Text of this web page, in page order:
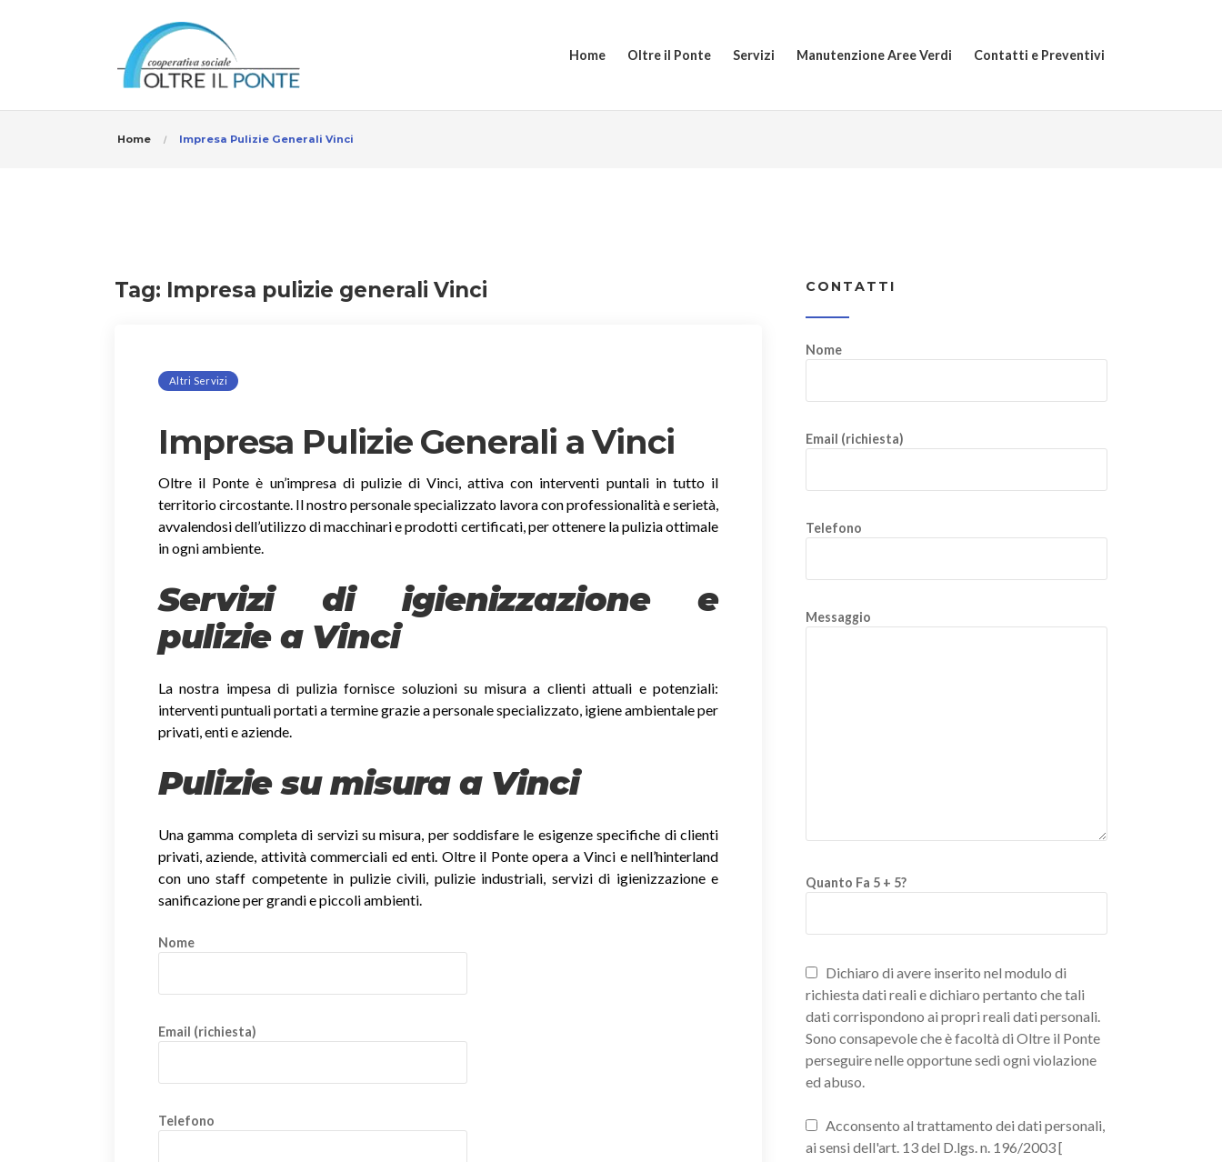
Home Oltre il Ponte Servizi Manutenzione Aree Verdi Contatti e Preventivi
Home Impresa Pulizie Generali Vinci
Tag: Impresa pulizie generali Vinci
Altri Servizi
Impresa Pulizie Generali a Vinci
Oltre il Ponte è un’impresa di pulizie di Vinci, attiva con interventi puntali in tutto il
territorio circostante. Il nostro personale specializzato lavora con professionalità e serietà,
avvalendosi dell’utilizzo di macchinari e prodotti certificati, per ottenere la pulizia ottimale
in ogni ambiente.
Servizi di igienizzazione e
pulizie a Vinci
La nostra impesa di pulizia fornisce soluzioni su misura a clienti attuali e potenziali:
interventi puntuali portati a termine grazie a personale specializzato, igiene ambientale per
privati, enti e aziende.
Pulizie su misura a Vinci
Una gamma completa di servizi su misura, per soddisfare le esigenze specifiche di clienti
privati, aziende, attività commerciali ed enti. Oltre il Ponte opera a Vinci e nell’hinterland
con uno staff competente in pulizie civili, pulizie industriali, servizi di igienizzazione e
sanificazione per grandi e piccoli ambienti.
Nome
Email (richiesta)
Telefono
CONTATTI
Nome
Email (richiesta)
Telefono
Messaggio
Quanto Fa 5 + 5?
Dichiaro di avere inserito nel modulo di
richiesta dati reali e dichiaro pertanto che tali
dati corrispondono ai propri reali dati personali.
Sono consapevole che è facoltà di Oltre il Ponte
perseguire nelle opportune sedi ogni violazione
ed abuso.
Acconsento al trattamento dei dati personali,
ai sensi dell'art. 13 del D.lgs. n. 196/2003 [